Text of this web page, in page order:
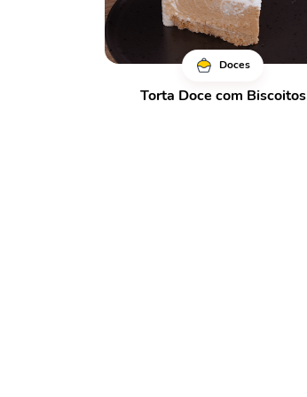
Doces
Torta Doce com Biscoitos